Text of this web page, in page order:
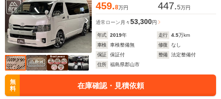
459.8万円 447.5万円
通常ローン 月々53,300円
年式 2019年 走行 4.5万km
車検
車検整備無 修復
なし
保証
保証付 整備
法定整備付
住所
福島県郡山市
無
料
在庫確認・見積依頼